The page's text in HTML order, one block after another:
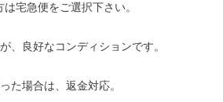
宅急便をご選択下さい。
、良好なコンディションです。
た場合は、返金対応。